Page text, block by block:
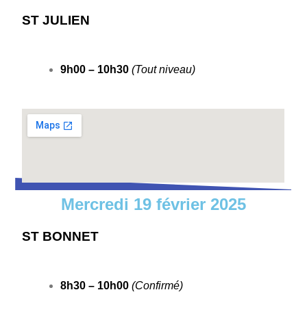
ST JULIEN
9h00 – 10h30(Tout niveau)
Mercredi 19 février 2025
ST BONNET
8h30 – 10h00(Confirmé)